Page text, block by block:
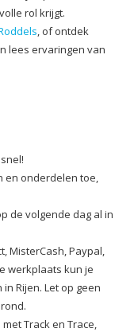
rol krijgt.
, of ontdek
lees ervaringen van
en onderdelen toe,
de volgende dag al in
MisterCash, Paypal,
werkplaats kun je
Rijen. Let op geen
Track en Trace,